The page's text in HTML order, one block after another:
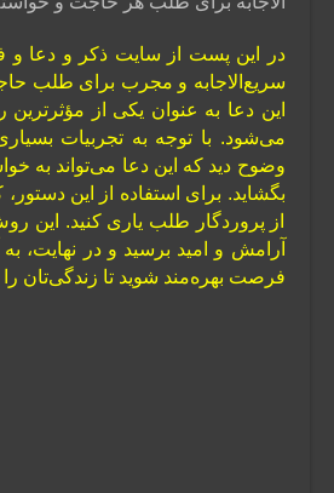
این دعا به عنوان یکی از
می‌شود. با توجه به تجربیات
وضوح دید که این دعا می‌تواند به
بگشاید. برای استفاده از این
از پروردگار طلب یاری کنید. این
آرامش و امید برسید و در نهایت،
فرصت بهره‌مند شوید تا زندگی‌تان را